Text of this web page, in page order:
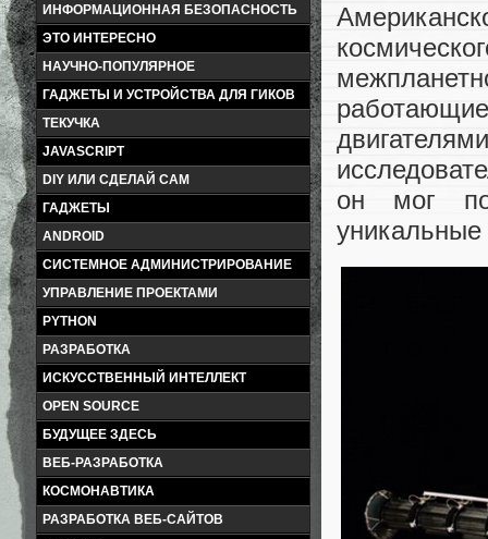
ИНФОРМАЦИОННАЯ БЕЗОПАСНОСТЬ
ЭТО ИНТЕРЕСНО
НАУЧНО-ПОПУЛЯРНОЕ
ГАДЖЕТЫ И УСТРОЙСТВА ДЛЯ ГИКОВ
ТЕКУЧКА
JAVASCRIPT
DIY ИЛИ СДЕЛАЙ САМ
ГАДЖЕТЫ
ANDROID
СИСТЕМНОЕ АДМИНИСТРИРОВАНИЕ
УПРАВЛЕНИЕ ПРОЕКТАМИ
PYTHON
РАЗРАБОТКА
ИСКУССТВЕННЫЙ ИНТЕЛЛЕКТ
OPEN SOURCE
БУДУЩЕЕ ЗДЕСЬ
ВЕБ-РАЗРАБОТКА
КОСМОНАВТИКА
РАЗРАБОТКА ВЕБ-САЙТОВ
он мог